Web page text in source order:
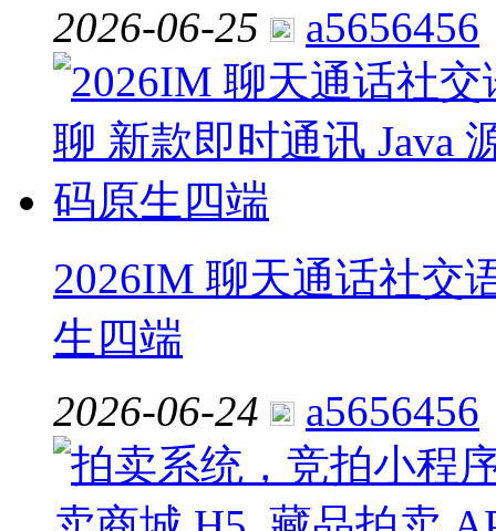
2026-06-25
a5656456
2026IM 聊天通话社交
生四端
2026-06-24
a5656456